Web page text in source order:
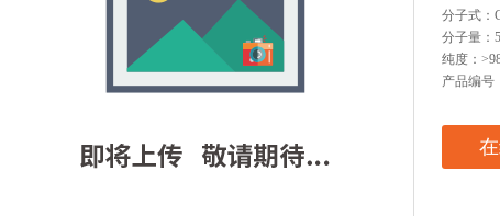
分子式：
分子量：
纯度：
产品编号